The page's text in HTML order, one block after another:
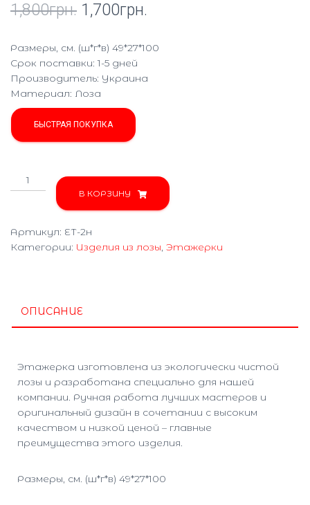
1,800грн. 1,700грн.
Размеры, см. (ш*г*в) 49*27*100
Срок поставки: 1-5 дней
Производитель: Украина
Материал: Лоза
БЫСТРАЯ ПОКУПКА
В КОРЗИНУ
Артикул: ЕТ-2н
Категории: Изделия из лозы, Этажерки
ОПИСАНИЕ
Этажерка изготовлена из экологически чистой
лозы и разработана специально для нашей
компании. Ручная работа лучших мастеров и
оригинальный дизайн в сочетании с высоким
качеством и низкой ценой – главные
преимущества этого изделия.
Размеры, см. (ш*г*в) 49*27*100